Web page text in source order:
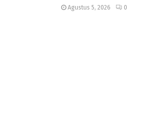
Agustus 5, 2026 0